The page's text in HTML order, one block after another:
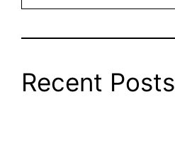
Recent Posts